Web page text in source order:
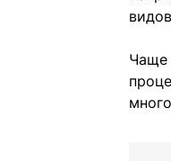
Чаще